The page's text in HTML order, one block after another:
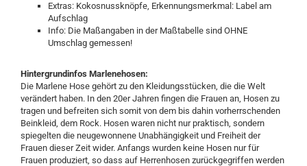
Extras: Kokosnussknöpfe, Erkennungsmerkmal: Label am
Aufschlag
Info: Die Maßangaben in der Maßtabelle sind OHNE
Umschlag gemessen!
Hintergrundinfos Marlenehosen:
Die Marlene Hose gehört zu den Kleidungsstücken, die die Welt
verändert haben. In den 20er Jahren fingen die Frauen an, Hosen zu
tragen und befreiten sich somit von dem bis dahin vorherrschenden
Beinkleid, dem Rock. Hosen waren nicht nur praktisch, sondern
spiegelten die neugewonnene Unabhängigkeit und Freiheit der
Frauen dieser Zeit wider. Anfangs wurden keine Hosen nur für
Frauen produziert, so dass auf Herrenhosen zurückgegriffen werden